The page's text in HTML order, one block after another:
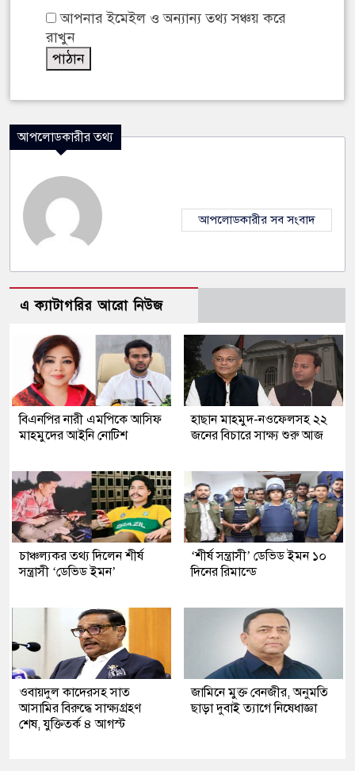
আপনার ইমেইল ও অন্যান্য তথ্য সঞ্চয় করে
রাখুন
আপলোডকারীর তথ্য
আপলোডকারীর সব সংবাদ
এ ক্যাটাগরির আরো নিউজ
বিএনপির নারী এমপিকে আসিফ
মাহমুদের আইনি নোটিশ
হাছান মাহমুদ-নওফেলসহ ২২
জনের বিচারে সাক্ষ্য শুরু আজ
চাঞ্চল্যকর তথ্য দিলেন শীর্ষ
সন্ত্রাসী ‘ডেভিড ইমন’
‘শীর্ষ সন্ত্রাসী’ ডেভিড ইমন ১০
দিনের রিমান্ডে
ওবায়দুল কাদেরসহ সাত
আসামির বিরুদ্ধে সাক্ষ্যগ্রহণ
শেষ, যুক্তিতর্ক ৪ আগস্ট
জামিনে মুক্ত বেনজীর, অনুমতি
ছাড়া দুবাই ত্যাগে নিষেধাজ্ঞা